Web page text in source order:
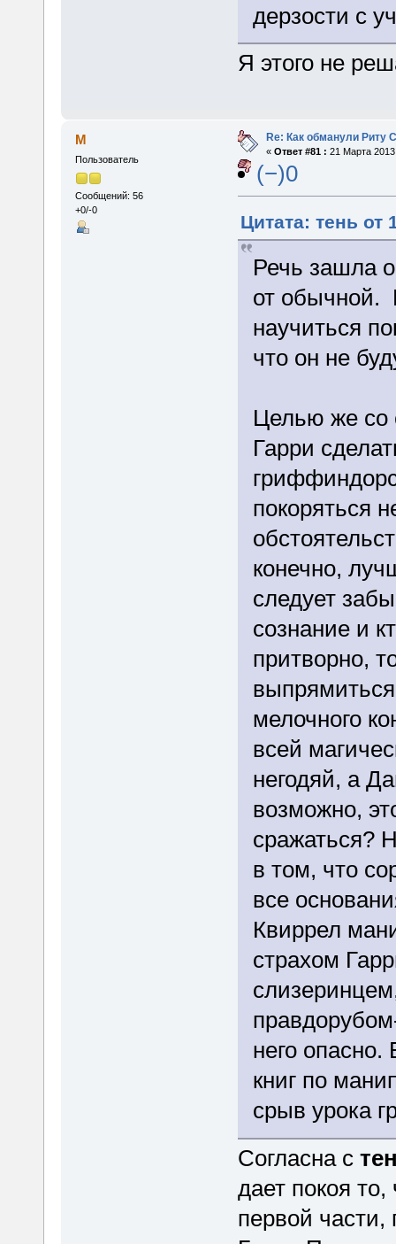
дерзости с
Я этого не
M
Пользователь
Сообщений: 56
+0/-0
Re: Как обманули Риту
« Ответ #81 : 21 Марта
(−)0
Цитата: тень от
Речь зашла
от обычной.
научиться
что он не
Целью же со
Гарри
покоряться
конечно,
следует
сознание и
притворно,
мелочного
всей
негодяй, а
возможно,
сражаться?
в том, что
все
Квиррел
страхом
него
книг по
срыв урока
Согласна с
дает покоя
первой